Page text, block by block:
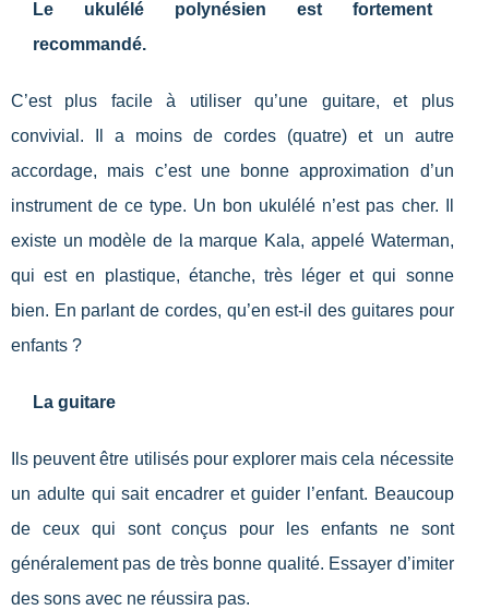
Le ukulélé polynésien est fortement
recommandé.
C’est plus facile à utiliser qu’une guitare, et plus
convivial. Il a moins de cordes (quatre) et un autre
accordage, mais c’est une bonne approximation d’un
instrument de ce type. Un bon ukulélé n’est pas cher. Il
existe un modèle de la marque Kala, appelé Waterman,
qui est en plastique, étanche, très léger et qui sonne
bien. En parlant de cordes, qu’en est-il des guitares pour
enfants ?
La guitare
Ils peuvent être utilisés pour explorer mais cela nécessite
un adulte qui sait encadrer et guider l’enfant. Beaucoup
de ceux qui sont conçus pour les enfants ne sont
généralement pas de très bonne qualité. Essayer d’imiter
des sons avec ne réussira pas.